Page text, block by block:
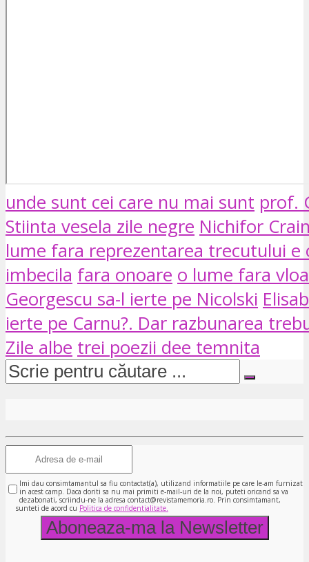
unde sunt cei care nu mai sunt prof.
Stiinta vesela zile negre Nichifor
lume fara reprezentarea trecutului e
imbecila fara onoare o lume fara
Georgescu sa-l ierte pe Nicolski
ierte pe Carnu?. Dar razbunarea
Zile albe trei poezii dee temnita
Imi dau consimtamantul sa fiu contactat(a), utilizand informatiile pe care le-am furnizat
in acest camp. Daca doriti sa nu mai primiti e-mail-uri de la noi, puteti oricand sa va
dezabonati, scriindu-ne la adresa contact@revistamemoria.ro. Prin consimtamant,
sunteti de acord cu Politica de confidentialitate.